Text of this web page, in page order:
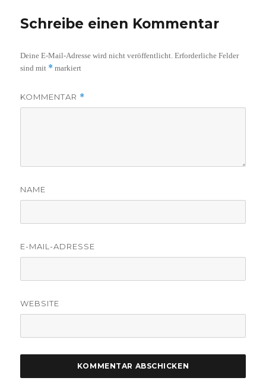
Schreibe einen Kommentar
Deine E-Mail-Adresse wird nicht veröffentlicht. Erforderliche Felder
sind mit * markiert
KOMMENTAR *
NAME
E-MAIL-ADRESSE
WEBSITE